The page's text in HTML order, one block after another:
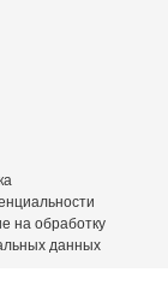
на обработку
данных